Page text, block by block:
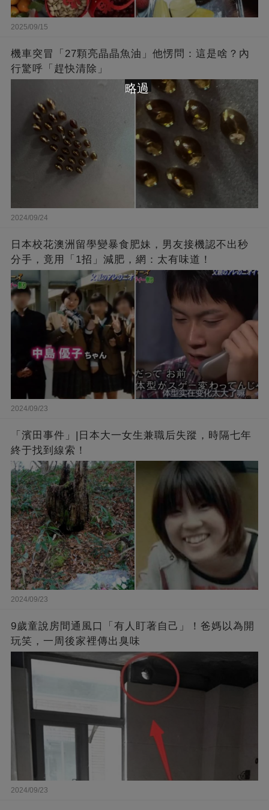
2025/09/15
機車突冒「27顆亮晶晶魚油」他愣問：這是啥？內
行驚呼「趕快清除」
2024/09/24
日本校花澳洲留學變暴食肥妹，男友接機認不出秒
分手，竟用「1招」減肥，網：太有味道！
2024/09/23
「濱田事件」|日本大一女生兼職后失蹤，時隔七年
終于找到線索！
2024/09/23
9歲童說房間通風口「有人盯著自己」！爸媽以為開
玩笑，一周後家裡傳出臭味
2024/09/23
略過